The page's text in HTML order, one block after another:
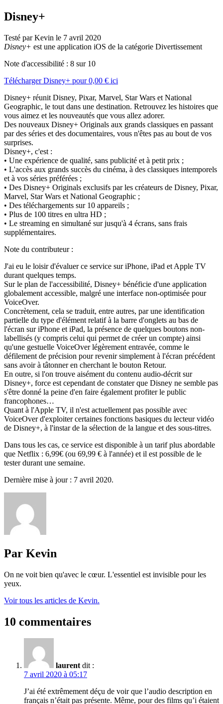
Disney+
Testé par Kevin le 7 avril 2020
Disney+ est une application iOS de la catégorie Divertissement
Note d'accessibilité : 8 sur 10
TéléchargerDisney+ pour0,00 € ici
Disney+ réunit Disney, Pixar, Marvel, Star Wars et National
Geographic, le tout dans une destination. Retrouvez les histoires que
vous aimez et les nouveautés que vous allez adorer.
Des nouveaux Disney+ Originals aux grands classiques en passant
par des séries et des documentaires, vous n'êtes pas au bout de vos
surprises.
Disney+, c'est :
• Une expérience de qualité, sans publicité et à petit prix ;
• L'accès aux grands succès du cinéma, à des classiques intemporels
et à vos séries préférées ;
• Des Disney+ Originals exclusifs par les créateurs de Disney, Pixar,
Marvel, Star Wars et National Geographic ;
• Des téléchargements sur 10 appareils ;
• Plus de 100 titres en ultra HD ;
• Le streaming en simultané sur jusqu'à 4 écrans, sans frais
supplémentaires.
Note du contributeur :
J'ai eu le loisir d'évaluer ce service sur iPhone, iPad et Apple TV
durant quelques temps.
Sur le plan de l'accessibilité, Disney+ bénéficie d'une application
globalement accessible, malgré une interface non-optimisée pour
VoiceOver.
Concrètement, cela se traduit, entre autres, par une identification
partielle du type d'élément relatif à la barre d'onglets au bas de
l'écran sur iPhone et iPad, la présence de quelques boutons non-
labellisés (y compris celui qui permet de créer un compte) ainsi
qu'une gestuelle VoiceOver légèrement entravée, comme le
défilement de précision pour revenir simplement à l'écran précédent
sans avoir à tâtonner en cherchant le bouton Retour.
En outre, si l'on trouve aisément du contenu audio-décrit sur
Disney+, force est cependant de constater que Disney ne semble pas
s'être donné la peine d'en faire également profiter le public
francophones…
Quant à l'Apple TV, il n'est actuellement pas possible avec
VoiceOver d'exploiter certaines fonctions basiques du lecteur vidéo
de Disney+, à l'instar de la sélection de la langue et des sous-titres.
Dans tous les cas, ce service est disponible à un tarif plus abordable
que Netflix : 6,99€ (ou 69,99 € à l'année) et il est possible de le
tester durant une semaine.
Dernière mise à jour : 7 avril 2020.
Par Kevin
On ne voit bien qu'avec le cœur. L'essentiel est invisible pour les
yeux.
Voir tous les articles de Kevin.
10 commentaires
laurent dit :
7 avril 2020 à 05:17
J’ai été extrêmement déçu de voir que l’audio description en
français n’était pas présente. Même, pour des films qu’i étaient